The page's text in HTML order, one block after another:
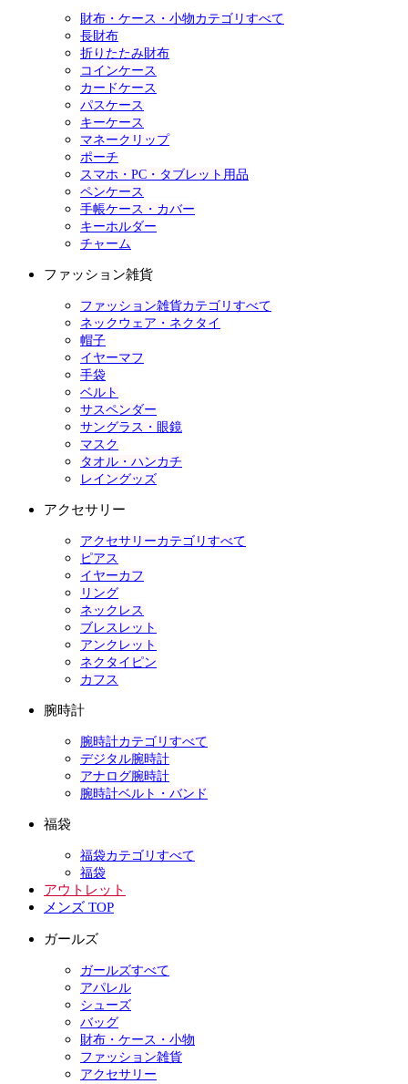
財布・ケース・小物カテゴリすべて
長財布
折りたたみ財布
コインケース
カードケース
パスケース
キーケース
マネークリップ
ポーチ
スマホ・PC・タブレット用品
ペンケース
手帳ケース・カバー
キーホルダー
チャーム
ファッション雑貨
ファッション雑貨カテゴリすべて
ネックウェア・ネクタイ
帽子
イヤーマフ
手袋
ベルト
サスペンダー
サングラス・眼鏡
マスク
タオル・ハンカチ
レイングッズ
アクセサリー
アクセサリーカテゴリすべて
ピアス
イヤーカフ
リング
ネックレス
ブレスレット
アンクレット
ネクタイピン
カフス
腕時計
腕時計カテゴリすべて
デジタル腕時計
アナログ腕時計
腕時計ベルト・バンド
福袋
福袋カテゴリすべて
福袋
アウトレット
メンズ TOP
ガールズ
ガールズすべて
アパレル
シューズ
バッグ
財布・ケース・小物
ファッション雑貨
アクセサリー